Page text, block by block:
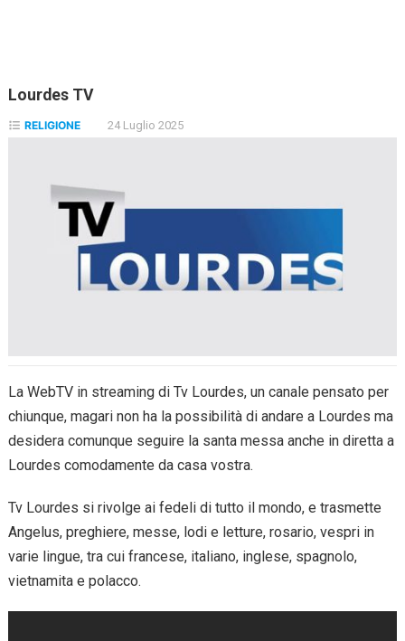
Lourdes TV
RELIGIONE 24 Luglio 2025
La WebTV in streaming di Tv Lourdes, un canale pensato per
chiunque, magari non ha la possibilità di andare a Lourdes ma
desidera comunque seguire la santa messa anche in diretta a
Lourdes comodamente da casa vostra.
Tv Lourdes si rivolge ai fedeli di tutto il mondo, e trasmette
Angelus, preghiere, messe, lodi e letture, rosario, vespri in
varie lingue, tra cui francese, italiano, inglese, spagnolo,
vietnamita e polacco.